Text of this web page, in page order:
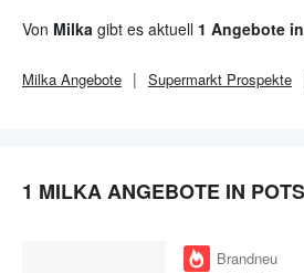
Von Milka gibt es aktuell 1 Angebote
Milka Angebote Supermarkt Prospekte
1 MILKA ANGEBOTE IN
Brandneu